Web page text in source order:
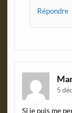
Répondre
5
Si je puis me